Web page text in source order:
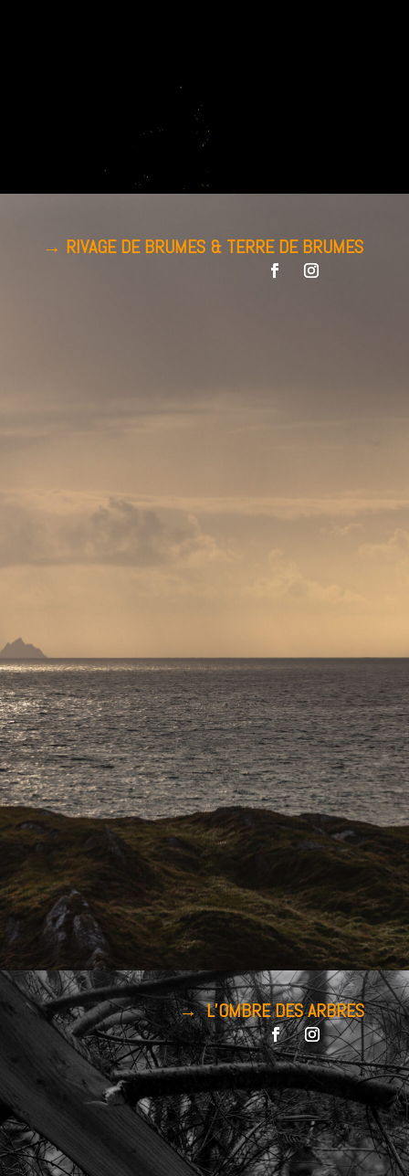
→ RIVAGE DE BRUMES & TERRE DE BRUMES
→ L’OMBRE DES ARBRES